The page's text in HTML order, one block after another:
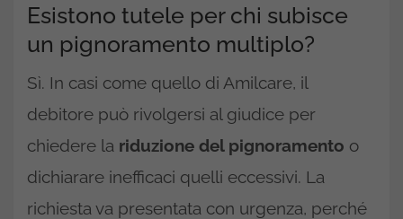
Esistono tutele per chi subisce
un pignoramento multiplo?
Sì. In casi come quello di Amilcare, il
debitore può rivolgersi al giudice per
chiedere la riduzione del pignoramento o
dichiarare inefficaci quelli eccessivi. La
richiesta va presentata con urgenza, perché